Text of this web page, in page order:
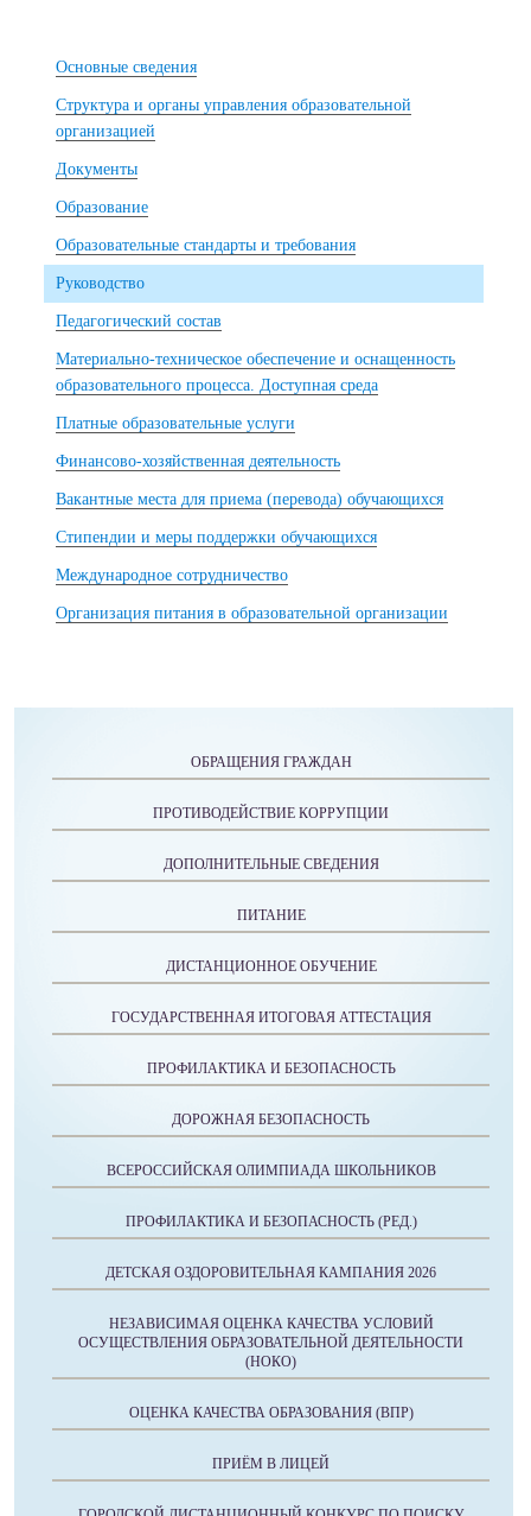
Основные сведения
Структура и органы управления образовательной
организацией
Документы
Образование
Образовательные стандарты и требования
Руководство
Педагогический состав
Материально-техническое обеспечение и оснащенность
образовательного процесса. Доступная среда
Платные образовательные услуги
Финансово-хозяйственная деятельность
Вакантные места для приема (перевода) обучающихся
Стипендии и меры поддержки обучающихся
Международное сотрудничество
Организация питания в образовательной организации
ОБРАЩЕНИЯ ГРАЖДАН
ПРОТИВОДЕЙСТВИЕ КОРРУПЦИИ
ДОПОЛНИТЕЛЬНЫЕ СВЕДЕНИЯ
ПИТАНИЕ
ДИСТАНЦИОННОЕ ОБУЧЕНИЕ
ГОСУДАРСТВЕННАЯ ИТОГОВАЯ АТТЕСТАЦИЯ
ПРОФИЛАКТИКА И БЕЗОПАСНОСТЬ
ДОРОЖНАЯ БЕЗОПАСНОСТЬ
ВСЕРОССИЙСКАЯ ОЛИМПИАДА ШКОЛЬНИКОВ
ПРОФИЛАКТИКА И БЕЗОПАСНОСТЬ (РЕД.)
ДЕТСКАЯ ОЗДОРОВИТЕЛЬНАЯ КАМПАНИЯ 2026
НЕЗАВИСИМАЯ ОЦЕНКА КАЧЕСТВА УСЛОВИЙ
ОСУЩЕСТВЛЕНИЯ ОБРАЗОВАТЕЛЬНОЙ ДЕЯТЕЛЬНОСТИ
(НОКО)
ОЦЕНКА КАЧЕСТВА ОБРАЗОВАНИЯ (ВПР)
ПРИЁМ В ЛИЦЕЙ